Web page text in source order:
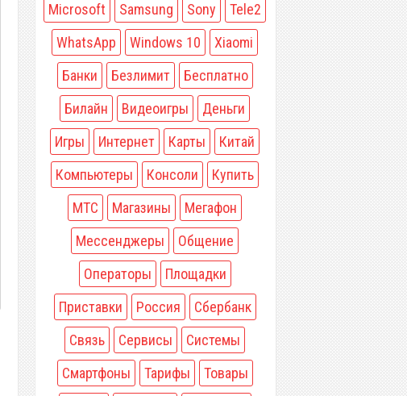
Microsoft
Samsung Sony
Tele2
WhatsApp
Windows 10
Xiaomi
Банки
Безлимит
Бесплатно
Билайн
Видеоигры
Деньги
Игры
Интернет Карты
Китай
Компьютеры
Консоли
Купить
МТС
Магазины
Мегафон
Мессенджеры
Общение
Операторы
Площадки
Приставки
Россия
Сбербанк
Связь
Сервисы
Системы
Смартфоны
Тарифы
Товары